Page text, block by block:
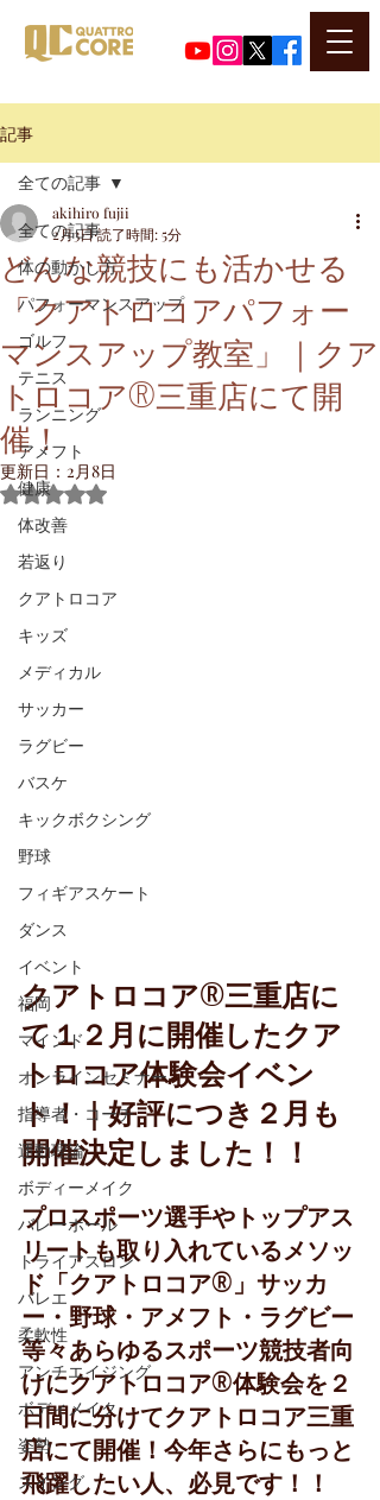
記事
全ての記事
体の動かし方
パフォーマンスアップ
ゴルフ
テニス
ランニング
アメフト
健康
体改善
若返り
クアトロコア
キッズ
メディカル
サッカー
ラグビー
バスケ
キックボクシング
野球
フィギアスケート
ダンス
イベント
福岡
マインド
オンラインセミナー
指導者・コーチ
運動理論
ボディーメイク
バレーボール
トライアスロン
バレエ
柔軟性
アンチエイジング
ボディメイク
姿勢
スイング
全ての記事
どんな競技にも活かせる
「クアトロコアパフォー
マンスアップ教室」｜クア
トロコア®三重店にて開
催！
akihiro fujii
2月3日読了時間: 5分
更新日： 2月8日
5つ星のうちNaNと評価されています。
クアトロコア®三重店に
て１２月に開催したクア
トロコア体験会イベン
ト！｜好評につき２月も
開催決定しました！！
プロスポーツ選手やトップアス
リートも取り入れているメソッ
ド「クアトロコア®」 サッカ
ー・野球・アメフト・ラグビー
等々あらゆるスポーツ競技者向
けにクアトロコア®︎体験会を２
日間に分けてクアトロコア三重
店にて開催！今年さらにもっと
飛躍したい人、必見です！！